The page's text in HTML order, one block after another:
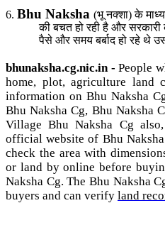
6. Bhu Naksha (भू नक्शा) के
की बचत हो रही है और सरकारी
पैसे और समय बर्बाद हो रहे थे
bhunaksha.cg.nic.in - People
home, plot, agriculture land
information on Bhu Naksha
Bhu Naksha Cg, Bhu Naksha
Village Bhu Naksha Cg
official website of Bhu
check the area with
or land by online before
Naksha Cg. The Bhu Naksha
buyers and can verify land